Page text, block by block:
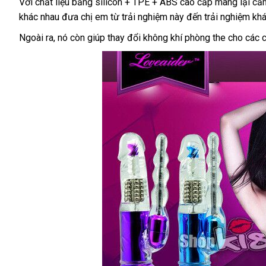
khác nhau đưa chị em từ trải nghiệm này đến trải nghiệm
Ngoài ranhập
, nó còn giúp thay đổi không khí phòng the cho giá
bán
các